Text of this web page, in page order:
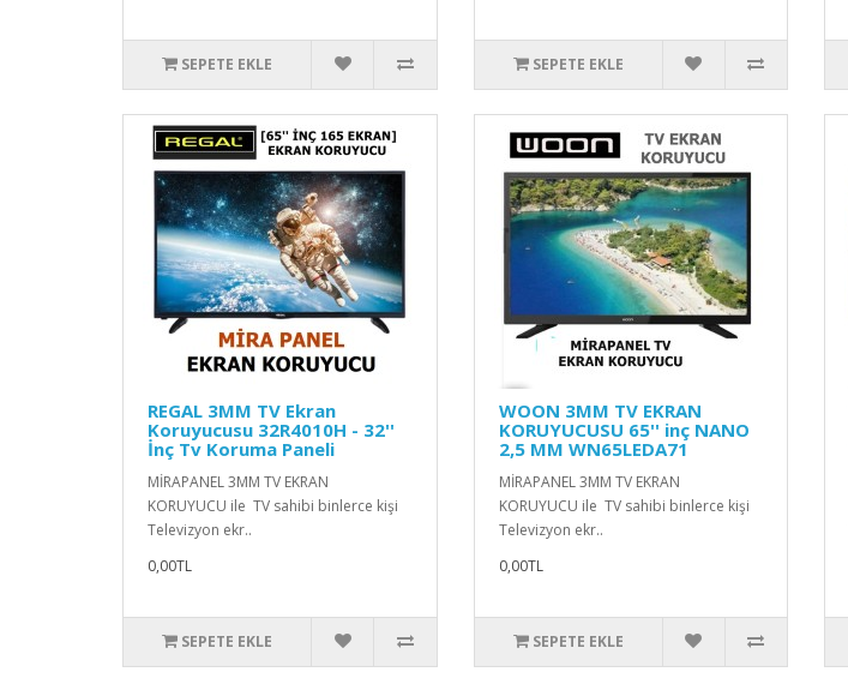
SEPETE EKLE SEPETE EKLE
REGAL 3MM TV Ekran
Koruyucusu 32R4010H - 32''
İnç Tv Koruma Paneli
MİRAPANEL 3MM TV EKRAN
KORUYUCU ile TV sahibi binlerce kişi
Televizyon ekr..
0,00TL
SEPETE EKLE
WOON 3MM TV EKRAN
KORUYUCUSU 65'' inç NANO
2,5 MM WN65LEDA71
MİRAPANEL 3MM TV EKRAN
KORUYUCU ile TV sahibi binlerce kişi
Televizyon ekr..
0,00TL
SEPETE EKLE